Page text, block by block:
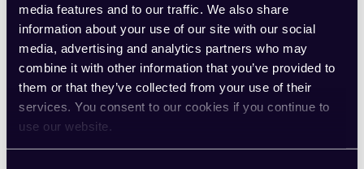
media features and to our traffic. We also share
information about your use of our site with our social
media, advertising and analytics partners who may
combine it with other information that you’ve provided to
them or that they’ve collected from your use of their
services. You consent to our cookies if you continue to
use our website.